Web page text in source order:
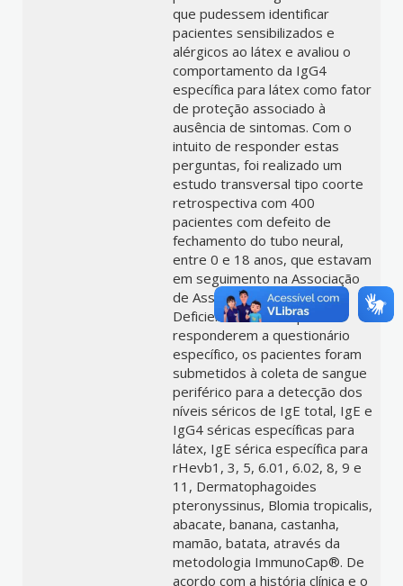
que pudessem identificar
pacientes sensibilizados e
alérgicos ao látex e avaliou o
comportamento da IgG4
específica para látex como fator
de proteção associado à
ausência de sintomas. Com o
intuito de responder estas
perguntas, foi realizado um
estudo transversal tipo coorte
retrospectiva com 400
pacientes com defeito de
fechamento do tubo neural,
entre 0 e 18 anos, que estavam
em seguimento na Associação
de Assistência à Criança
Deficiente - AACD. Após
responderem a questionário
específico, os pacientes foram
submetidos à coleta de sangue
periférico para a detecção dos
níveis séricos de IgE total, IgE e
IgG4 séricas específicas para
látex, IgE sérica específica para
rHevb1, 3, 5, 6.01, 6.02, 8, 9 e
11, Dermatophagoides
pteronyssinus, Blomia tropicalis,
abacate, banana, castanha,
mamão, batata, através da
metodologia ImmunoCap®. De
acordo com a história clínica e o